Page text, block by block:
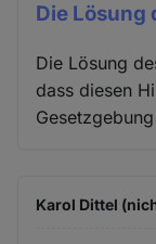
Die Lösung
Die Lösung
dass diesen
Karol Dittel